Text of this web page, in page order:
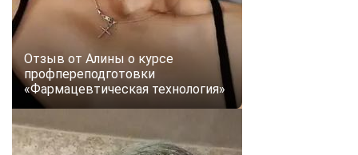
Отзыв от Алины о курсе
профпереподготовки
«Фармацевтическая технология»